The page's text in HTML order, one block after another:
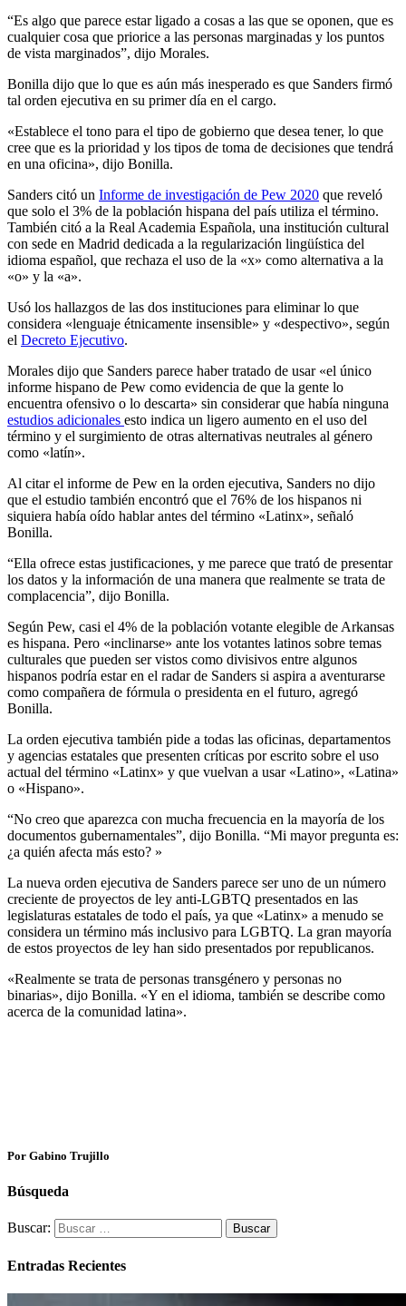
“Es algo que parece estar ligado a cosas a las que se oponen, que es
cualquier cosa que priorice a las personas marginadas y los puntos
de vista marginados”, dijo Morales.
Bonilla dijo que lo que es aún más inesperado es que Sanders firmó
tal orden ejecutiva en su primer día en el cargo.
«Establece el tono para el tipo de gobierno que desea tener, lo que
cree que es la prioridad y los tipos de toma de decisiones que tendrá
en una oficina», dijo Bonilla.
Sanders citó un Informe de investigación de Pew 2020 que reveló
que solo el 3% de la población hispana del país utiliza el término.
También citó a la Real Academia Española, una institución cultural
con sede en Madrid dedicada a la regularización lingüística del
idioma español, que rechaza el uso de la «x» como alternativa a la
«o» y la «a».
Usó los hallazgos de las dos instituciones para eliminar lo que
considera «lenguaje étnicamente insensible» y «despectivo», según
el Decreto Ejecutivo.
Morales dijo que Sanders parece haber tratado de usar «el único
informe hispano de Pew como evidencia de que la gente lo
encuentra ofensivo o lo descarta» sin considerar que había ninguna
estudios adicionales esto indica un ligero aumento en el uso del
término y el surgimiento de otras alternativas neutrales al género
como «latín».
Al citar el informe de Pew en la orden ejecutiva, Sanders no dijo
que el estudio también encontró que el 76% de los hispanos ni
siquiera había oído hablar antes del término «Latinx», señaló
Bonilla.
“Ella ofrece estas justificaciones, y me parece que trató de presentar
los datos y la información de una manera que realmente se trata de
complacencia”, dijo Bonilla.
Según Pew, casi el 4% de la población votante elegible de Arkansas
es hispana. Pero «inclinarse» ante los votantes latinos sobre temas
culturales que pueden ser vistos como divisivos entre algunos
hispanos podría estar en el radar de Sanders si aspira a aventurarse
como compañera de fórmula o presidenta en el futuro, agregó
Bonilla.
La orden ejecutiva también pide a todas las oficinas, departamentos
y agencias estatales que presenten críticas por escrito sobre el uso
actual del término «Latinx» y que vuelvan a usar «Latino», «Latina»
o «Hispano».
“No creo que aparezca con mucha frecuencia en la mayoría de los
documentos gubernamentales”, dijo Bonilla. “Mi mayor pregunta es:
¿a quién afecta más esto? »
La nueva orden ejecutiva de Sanders parece ser uno de un número
creciente de proyectos de ley anti-LGBTQ presentados en las
legislaturas estatales de todo el país, ya que «Latinx» a menudo se
considera un término más inclusivo para LGBTQ. La gran mayoría
de estos proyectos de ley han sido presentados por republicanos.
«Realmente se trata de personas transgénero y personas no
binarias», dijo Bonilla. «Y en el idioma, también se describe como
acerca de la comunidad latina».
Por Gabino Trujillo
Búsqueda
Buscar:
Entradas Recientes